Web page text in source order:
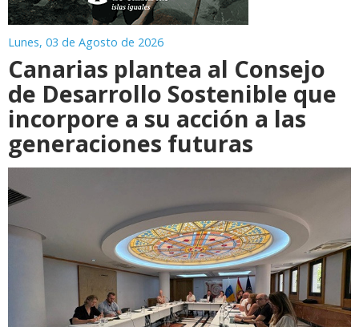
Lunes, 03 de Agosto de 2026
Canarias plantea al Consejo
de Desarrollo Sostenible que
incorpore a su acción a las
generaciones futuras